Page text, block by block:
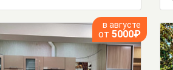
в августе
от 5000₽